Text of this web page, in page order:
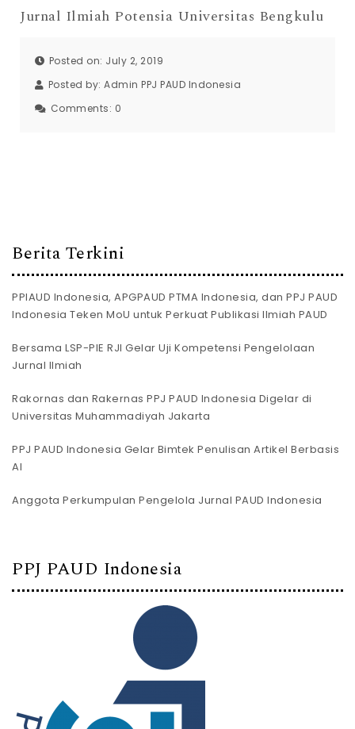
Jurnal Ilmiah Potensia Universitas Bengkulu
Posted on: July 2, 2019
Posted by: Admin PPJ PAUD Indonesia
Comments: 0
Berita Terkini
PPIAUD Indonesia, APGPAUD PTMA Indonesia, dan PPJ PAUD
Indonesia Teken MoU untuk Perkuat Publikasi Ilmiah PAUD
Bersama LSP-PIE RJI Gelar Uji Kompetensi Pengelolaan
Jurnal Ilmiah
Rakornas dan Rakernas PPJ PAUD Indonesia Digelar di
Universitas Muhammadiyah Jakarta
PPJ PAUD Indonesia Gelar Bimtek Penulisan Artikel Berbasis
AI
Anggota Perkumpulan Pengelola Jurnal PAUD Indonesia
PPJ PAUD Indonesia